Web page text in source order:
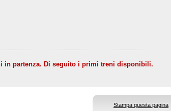
in partenza. Di seguito i primi treni disponibili.
Stampa questa pagina